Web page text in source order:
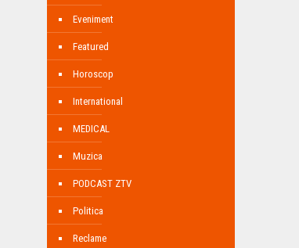
Eveniment
Featured
Horoscop
International
MEDICAL
Muzica
PODCAST ZTV
Politica
Reclame